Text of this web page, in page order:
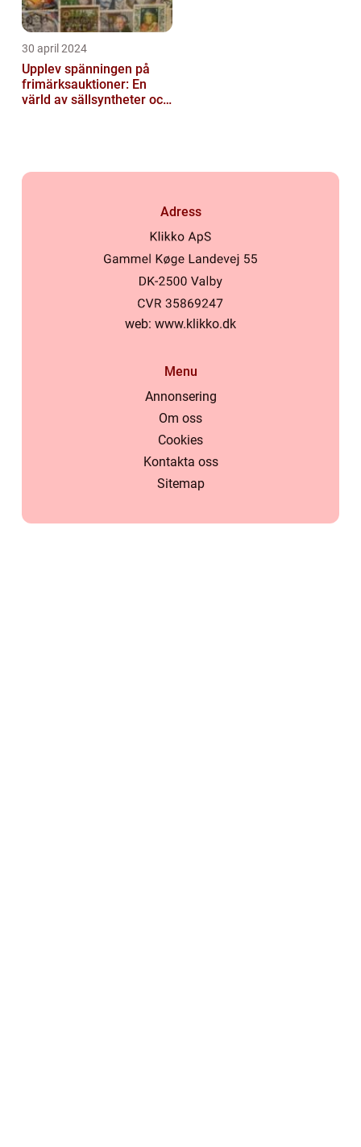
30 april 2024
Upplev spänningen på
frimärksauktioner: En
värld av sällsyntheter och
Adress
web: www.klikko.dk
Menu
Annonsering
Om oss
Cookies
Kontakta oss
Sitemap